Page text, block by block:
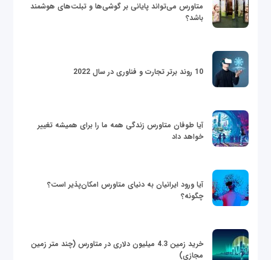
متاورس می‌تواند پایانی بر گوشی‌ها و تبلت‌های هوشمند
باشد؟
10 روند برتر تجارت و فناوری در سال 2022
آیا طوفان متاورس زندگی همه ما را برای همیشه تغییر
خواهد داد
آیا ورود ایرانیان به دنیای متاورس امکان‌پذیر است؟
چگونه؟
خرید زمین 4.3 میلیون دلاری در متاورس (چند متر زمین
مجازی)